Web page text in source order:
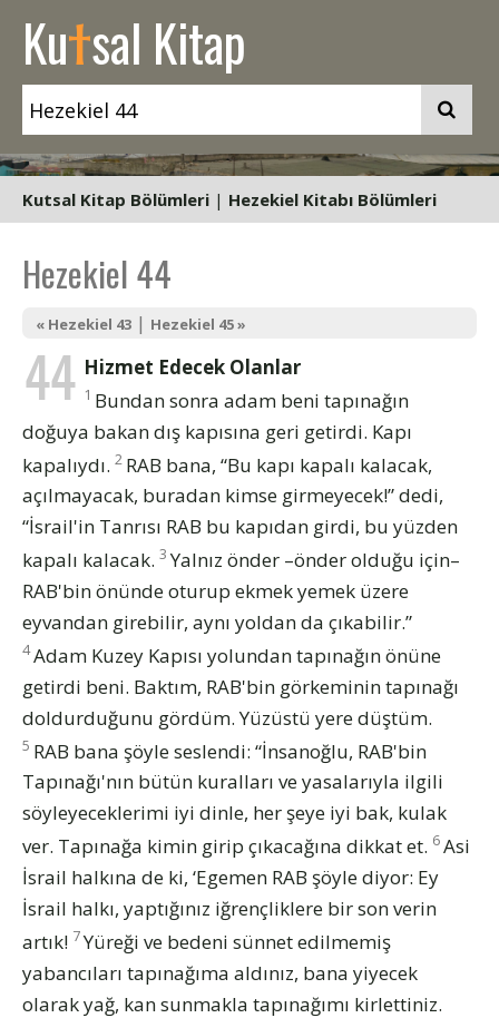
Kutsal Kitap
Kutsal Kitap Bölümleri | Hezekiel Kitabı Bölümleri
Hezekiel 44
« Hezekiel 43 | Hezekiel 45 »
44 Hizmet Edecek Olanlar
1 Bundan sonra adam beni tapınağın
doğuya bakan dış kapısına geri getirdi. Kapı
kapalıydı. 2 RAB bana, “Bu kapı kapalı kalacak,
açılmayacak, buradan kimse girmeyecek!” dedi,
“İsrail'in Tanrısı RAB bu kapıdan girdi, bu yüzden
kapalı kalacak. 3 Yalnız önder –önder olduğu için–
RAB'bin önünde oturup ekmek yemek üzere
eyvandan girebilir, aynı yoldan da çıkabilir.”
4Adam Kuzey Kapısı yolundan tapınağın önüne
getirdi beni. Baktım, RAB'bin görkeminin tapınağı
doldurduğunu gördüm. Yüzüstü yere düştüm.
5 RAB bana şöyle seslendi: “İnsanoğlu, RAB'bin
Tapınağı'nın bütün kuralları ve yasalarıyla ilgili
söyleyeceklerimi iyi dinle, her şeye iyi bak, kulak
ver. Tapınağa kimin girip çıkacağına dikkat et. 6Asi
İsrail halkına de ki, ‘Egemen RAB şöyle diyor: Ey
İsrail halkı, yaptığınız iğrençliklere bir son verin
artık! 7Yüreği ve bedeni sünnet edilmemiş
yabancıları tapınağıma aldınız, bana yiyecek
olarak yağ, kan sunmakla tapınağımı kirlettiniz.